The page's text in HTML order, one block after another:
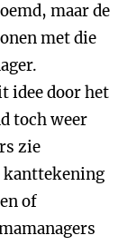
maar de
met die
idee door het
toch weer
zie
kanttekening
of